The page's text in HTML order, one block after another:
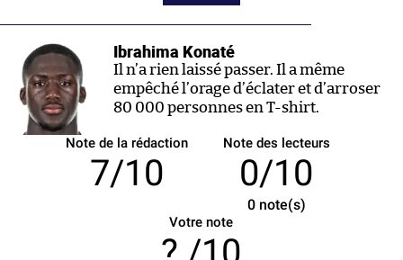
Ibrahima Konaté
Il n’a rien laissé passer. Il a même
empêché l’orage d’éclater et d’arroser
80 000 personnes en T-shirt.
Note de la rédaction
7/10
Note des lecteurs
0/10
0note(s)
Votre note